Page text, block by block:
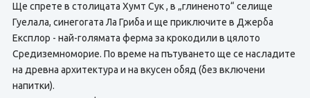
Ще спрете в столицата Хумт Сук , в „глиненото“ селище
Гуелала, синегогата Ла Гриба и ще приключите в Джерба
Експлор - най-голямата ферма за крокодили в цялото
Средиземноморие. По време на пътуването ще се насладите
на древна архитектура и на вкусен обяд (без включени
напитки).